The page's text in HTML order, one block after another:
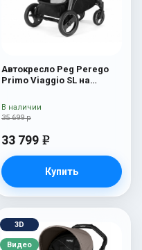
Автокресло Peg Perego
Primo Viaggio SL на
White/Black) Luna
35 699 р
33 799 e
Купить
В наличии
3D
Видео